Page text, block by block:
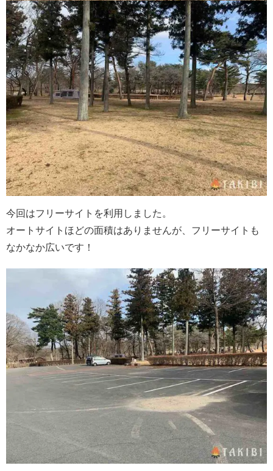
今回はフリーサイトを利用しました。
オートサイトほどの面積はありませんが、フリーサイトも
なかなか広いです！